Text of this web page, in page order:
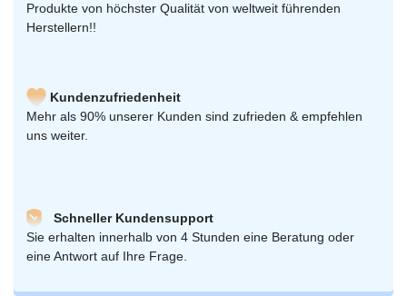
Produkte von höchster Qualität von weltweit führenden
Herstellern!!
Kundenzufriedenheit
Mehr als 90% unserer Kunden sind zufrieden & empfehlen
uns weiter.
Schneller Kundensupport
Sie erhalten innerhalb von 4 Stunden eine Beratung oder
eine Antwort auf Ihre Frage.